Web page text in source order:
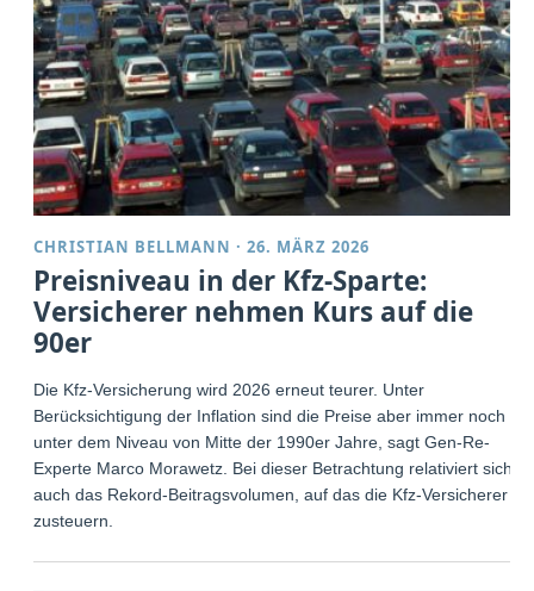
CHRISTIAN BELLMANN ·26. MÄRZ 2026
Preisniveau in der Kfz-Sparte:
Versicherer nehmen Kurs auf die
90er
Die Kfz-Versicherung wird 2026 erneut teurer. Unter
Berücksichtigung der Inflation sind die Preise aber immer noch
unter dem Niveau von Mitte der 1990er Jahre, sagt Gen-Re-
Experte Marco Morawetz. Bei dieser Betrachtung relativiert sich
auch das Rekord-Beitragsvolumen, auf das die Kfz-Versicherer
zusteuern.